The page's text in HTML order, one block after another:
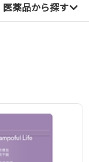
医薬品から探す